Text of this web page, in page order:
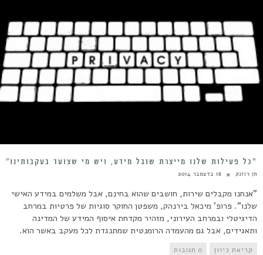
“כל פעילות שלנו מייצרת שובל מידע, ויש מי שצועד בעקבותינו”
חן רוזנק 18 בדצמבר 2014
"אנחנו מקבלים שירות, חושבים שהוא בחינם, אבל משלמים במידע האישי
שלנו". פרופ' מיכאל בירנהק, משפטן החוקר סוגיות של פרטיות במרחב
הדיגיטלי ובמרחב העירוני, מזהיר מקדחת איסוף המידע של המדינה
ותאגידים, אבל גם מהעמדה הרומנטית שמתנגדת לכל מעקב באשר הוא.
קריאת כיוון 0 תגובות